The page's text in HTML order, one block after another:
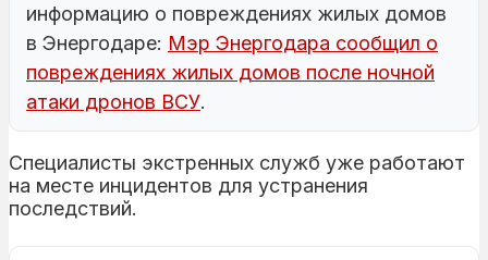
информацию о повреждениях жилых домов
в Энергодаре: Мэр Энергодара сообщил о
повреждениях жилых домов после ночной
атаки дронов ВСУ.
Специалисты экстренных служб уже работают
на месте инцидентов для устранения
последствий.